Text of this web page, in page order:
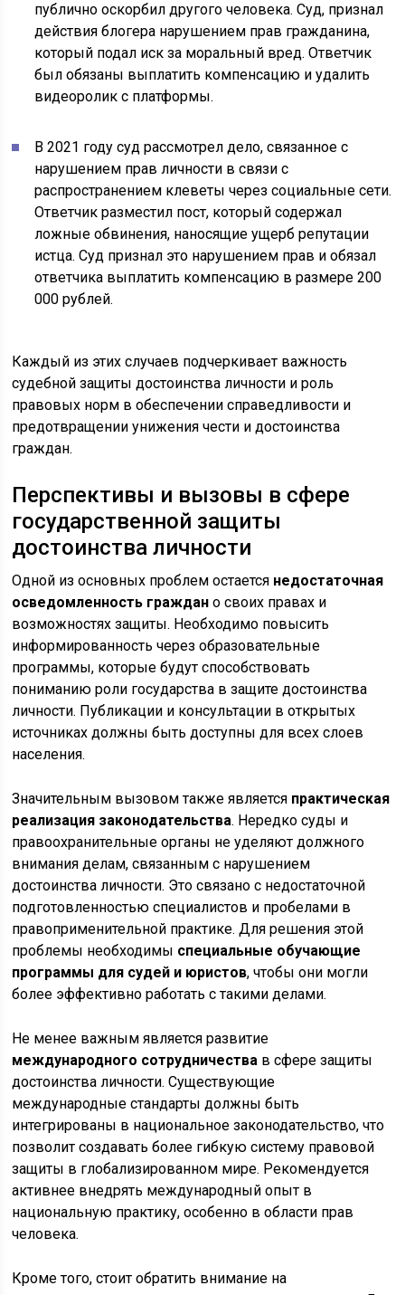
публично оскорбил другого человека. Суд, признал
действия блогера нарушением прав гражданина,
который подал иск за моральный вред. Ответчик
был обязаны выплатить компенсацию и удалить
видеоролик с платформы.
В 2021 году суд рассмотрел дело, связанное с
нарушением прав личности в связи с
распространением клеветы через социальные сети.
Ответчик разместил пост, который содержал
ложные обвинения, наносящие ущерб репутации
истца. Суд признал это нарушением прав и обязал
ответчика выплатить компенсацию в размере 200
000 рублей.
Каждый из этих случаев подчеркивает важность
судебной защиты достоинства личности и роль
правовых норм в обеспечении справедливости и
предотвращении унижения чести и достоинства
граждан.
Перспективы и вызовы в сфере
государственной защиты
достоинства личности
Одной из основных проблем остается недостаточная
осведомленность граждан о своих правах и
возможностях защиты. Необходимо повысить
информированность через образовательные
программы, которые будут способствовать
пониманию роли государства в защите достоинства
личности. Публикации и консультации в открытых
источниках должны быть доступны для всех слоев
населения.
Значительным вызовом также является практическая
реализация законодательства. Нередко суды и
правоохранительные органы не уделяют должного
внимания делам, связанным с нарушением
достоинства личности. Это связано с недостаточной
подготовленностью специалистов и пробелами в
правоприменительной практике. Для решения этой
проблемы необходимы специальные обучающие
программы для судей и юристов, чтобы они могли
более эффективно работать с такими делами.
Не менее важным является развитие
международного сотрудничества в сфере защиты
достоинства личности. Существующие
международные стандарты должны быть
интегрированы в национальное законодательство, что
позволит создавать более гибкую систему правовой
защиты в глобализированном мире. Рекомендуется
активнее внедрять международный опыт в
национальную практику, особенно в области прав
человека.
Кроме того, стоит обратить внимание на